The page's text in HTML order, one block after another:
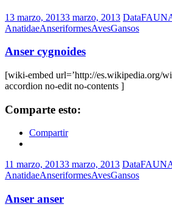
13 marzo, 20133 marzo, 2013
AnatidaeAnseriformesAvesGansos
Anser cygnoides
[wiki-embed url=’http://es.wikipedia.org/
accordion no-edit no-contents ]
Comparte esto:
Compartir
11 marzo, 20133 marzo, 2013
AnatidaeAnseriformesAvesGansos
Anser anser